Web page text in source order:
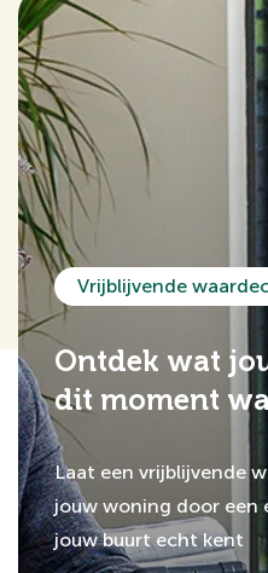
Vrijblijvende
Ontdek wat
dit moment
Laat een vrijblijvende
jouw woning door een
jouw buurt echt kent